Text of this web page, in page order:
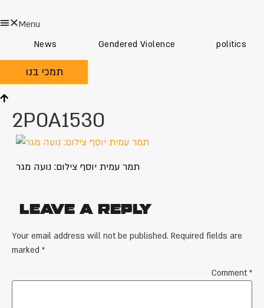
Menu
News
Gendered Violence politics
תמכי בנו
2P0A1530
תמר עמית יוסף צילום: נועה מגר
Leave a Reply
Your email address will not be published. Required fields are
marked *
Comment*